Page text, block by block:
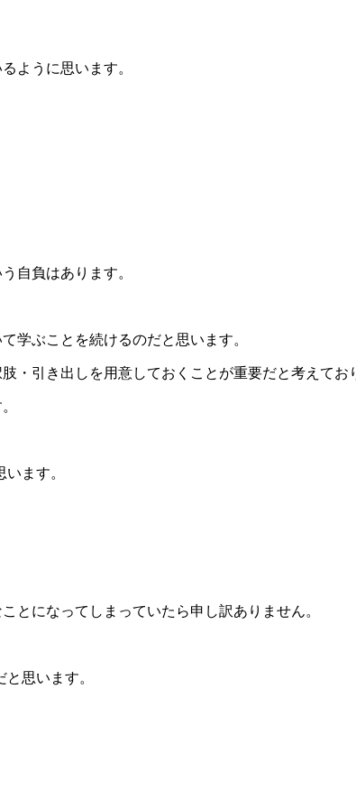
ように思います。
自負はあります。
学ぶことを続けるのだと思います。
・引き出しを用意しておくことが重要だと考えてお
ます。
とになってしまっていたら申し訳ありません。
思います。